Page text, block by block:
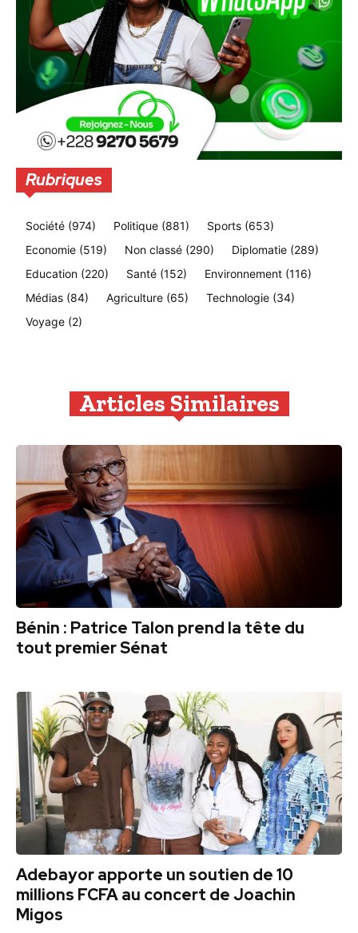
Rubriques
Société (974) Politique (881) Sports (653)
Economie (519) Non classé (290) Diplomatie (289)
Education (220) Santé (152) Environnement (116)
Médias (84) Agriculture (65) Technologie (34)
Voyage (2)
Articles Similaires
Bénin : Patrice Talon prend la tête du
tout premier Sénat
Adebayor apporte un soutien de 10
millions FCFA au concert de Joachin
Migos